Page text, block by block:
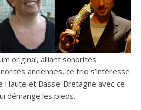
original, alliant sonorités
anciennes, ce trio s’intéresse
Haute et Basse-Bretagne avec ce
démange les pieds.